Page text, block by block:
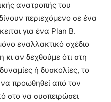
ανατροπής του
περιεχόμενο σε ένα
για ένα Plan B.
εναλλακτικό σχέδιο
κι αν δεχθούμε ότι στη
ή δυσκολίες, το
να προωθηθεί από τον
στο να συσπειρώσει